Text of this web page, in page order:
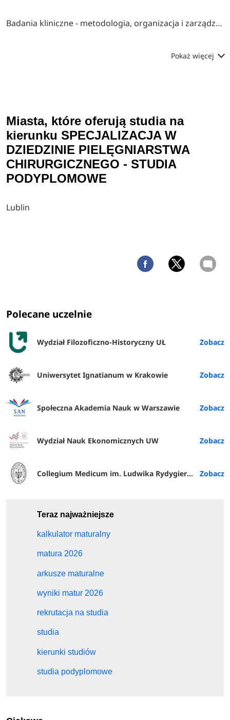
Badania kliniczne - metodologia, organizacja i zarządzanie
Pokaż więcej
Miasta, które oferują studia na
kierunku SPECJALIZACJA W
DZIEDZINIE PIELĘGNIARSTWA
CHIRURGICZNEGO - STUDIA
PODYPLOMOWE
Lublin
Polecane uczelnie
Wydział Filozoficzno-Historyczny UŁ
Uniwersytet Ignatianum w Krakowie
Społeczna Akademia Nauk w Warszawie
Wydział Nauk Ekonomicznych UW
Collegium Medicum im. Ludwika Rydygiera w Bydgoszczy
Teraz najważniejsze
kalkulator maturalny
matura 2026
arkusze maturalne
wyniki matur 2026
rekrutacja na studia
studia
kierunki studiów
studia podyplomowe